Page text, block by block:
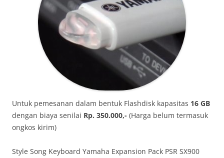
Untuk pemesanan dalam bentuk Flashdisk kapasitas 16 GB
dengan biaya senilai Rp. 350.000,- (Harga belum termasuk
ongkos kirim)
Style Song Keyboard Yamaha Expansion Pack PSR SX900